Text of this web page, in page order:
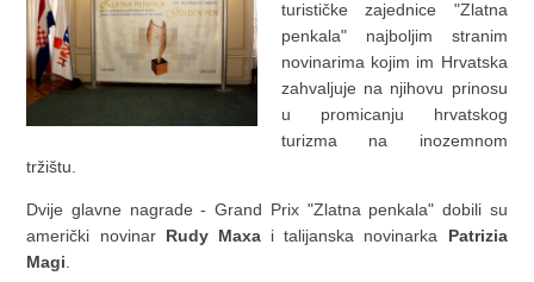
turističke zajednice "Zlatna
penkala" najboljim stranim
novinarima kojim im Hrvatska
zahvaljuje na njihovu prinosu
u promicanju hrvatskog
turizma na inozemnom
tržištu.
Dvije glavne nagrade - Grand Prix "Zlatna penkala" dobili su
američki novinar Rudy Maxai talijanska novinarka Patrizia
Magi